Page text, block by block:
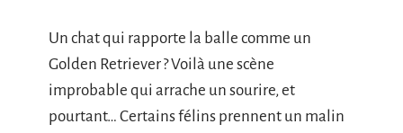
Un chat qui rapporte la balle comme un
Golden Retriever ? Voilà une scène
improbable qui arrache un sourire, et
pourtant… Certains félins prennent un malin